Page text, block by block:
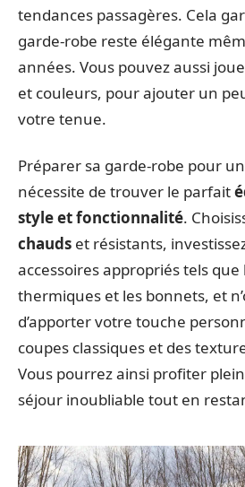
tendances passagères. Cela
garde-robe reste élégante
années. Vous pouvez aussi
et couleurs, pour ajouter un
votre tenue.
Préparer sa garde-robe pour un
nécessite de trouver le parfait
style et fonctionnalité.
chauds et résistants,
accessoires appropriés tels que
thermiques et les bonnets, et
d’apporter votre touche
coupes classiques et des
Vous pourrez ainsi profiter
séjour inoubliable tout en